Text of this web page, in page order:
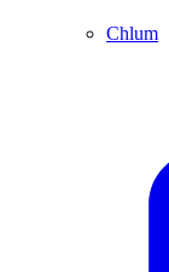
Chlum